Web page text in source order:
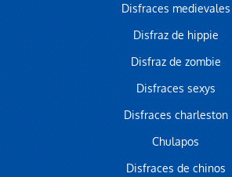
Disfraces medievales
Disfraz de hippie
Disfraz de zombie
Disfraces sexys
Disfraces charleston
Chulapos
Disfraces de chinos